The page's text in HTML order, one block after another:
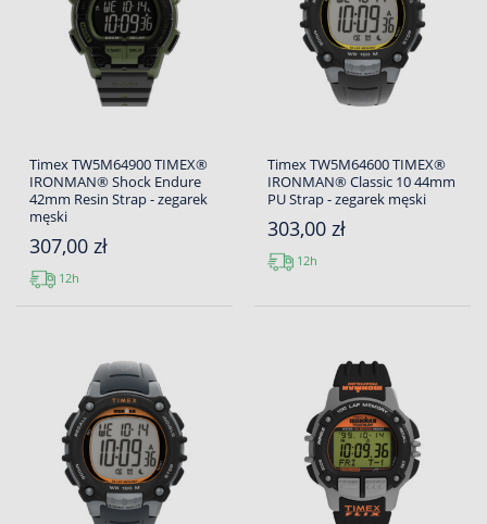
Timex TW5M64900 TIMEX®
IRONMAN® Shock Endure
42mm Resin Strap - zegarek
męski
307,00 zł
12h
Timex TW5M64600 TIMEX®
IRONMAN® Classic 10 44mm
PU Strap - zegarek męski
303,00 zł
12h